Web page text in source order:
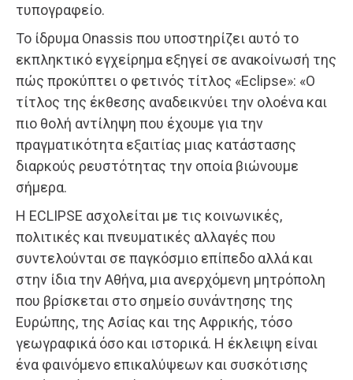
τυπογραφείο.
Το ίδρυμα Onassis που υποστηρίζει αυτό το
εκπληκτικό εγχείρημα εξηγεί σε ανακοίνωσή της
πώς προκύπτει ο φετινός τίτλος «Eclipse»: «Ο
τίτλος της έκθεσης αναδεικνύει την ολοένα και
πιο θολή αντίληψη που έχουμε για την
πραγματικότητα εξαιτίας μιας κατάστασης
διαρκούς ρευστότητας την οποία βιώνουμε
σήμερα.
Η ECLIPSE ασχολείται με τις κοινωνικές,
πολιτικές και πνευματικές αλλαγές που
συντελούνται σε παγκόσμιο επίπεδο αλλά και
στην ίδια την Αθήνα, μια ανερχόμενη μητρόπολη
που βρίσκεται στο σημείο συνάντησης της
Ευρώπης, της Ασίας και της Αφρικής, τόσο
γεωγραφικά όσο και ιστορικά. Η έκλειψη είναι
ένα φαινόμενο επικαλύψεων και συσκότισης